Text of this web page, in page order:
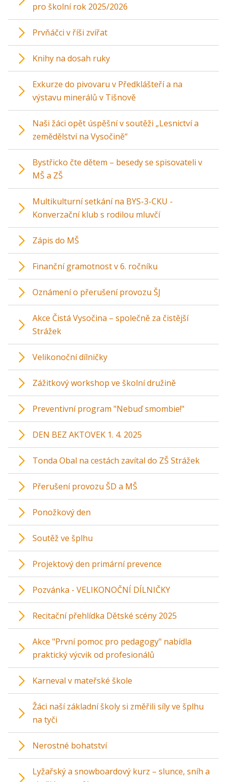
pro školní rok 2025/2026
Prvňáčci v říši zvířat
Knihy na dosah ruky
Exkurze do pivovaru v Předklášteří a na
výstavu minerálů v Tišnově
Naši žáci opět úspěšní v soutěži „Lesnictví a
zemědělství na Vysočině“
Bystřicko čte dětem – besedy se spisovateli v
MŠ a ZŠ
Multikulturní setkání na BYS-3-CKU -
Konverzační klub s rodilou mluvčí
Zápis do MŠ
Finanční gramotnost v 6. ročníku
Oznámení o přerušení provozu ŠJ
Akce Čistá Vysočina – společně za čistější
Strážek
Velikonoční dílničky
Zážitkový workshop ve školní družině
Preventivní program "Nebuď smombie!"
DEN BEZ AKTOVEK 1. 4. 2025
Tonda Obal na cestách zavítal do ZŠ Strážek
Přerušení provozu ŠD a MŠ
Ponožkový den
Soutěž ve šplhu
Projektový den primární prevence
Pozvánka - VELIKONOČNÍ DÍLNIČKY
Recitační přehlídka Dětské scény 2025
Akce "První pomoc pro pedagogy" nabídla
praktický výcvik od profesionálů
Karneval v mateřské škole
Žáci naší základní školy si změřili síly ve šplhu
na tyči
Nerostné bohatství
Lyžařský a snowboardový kurz – slunce, sníh a